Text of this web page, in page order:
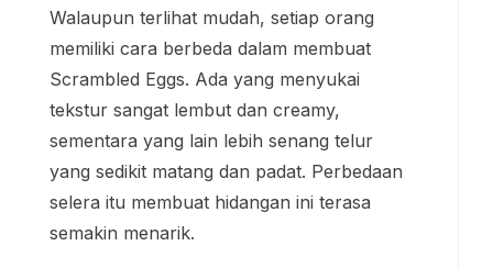
Walaupun terlihat mudah, setiap orang
memiliki cara berbeda dalam membuat
Scrambled Eggs. Ada yang menyukai
tekstur sangat lembut dan creamy,
sementara yang lain lebih senang telur
yang sedikit matang dan padat. Perbedaan
selera itu membuat hidangan ini terasa
semakin menarik.